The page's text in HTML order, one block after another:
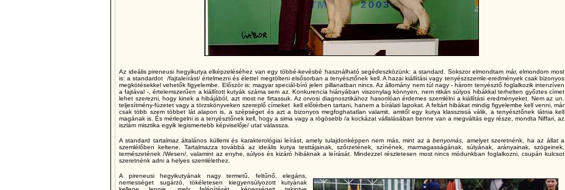
Az ideális pireneusi hegyikutya elképzeléséhez van egy többé-kevésbé használható segédeszközünk: a standard. Sokszor elmondtam már, elmondom most
is: a standardot /fajtaleírást/ értelmezni és élettel megtölteni elsősorban a tenyésztőnek kell. A hazai kiállítási vagy tenyészszemle-eredmények csak bizonyos
megkötésekkel vehetők figyelembe. Először is: magyar speciál-bíró jelen pillanatban nincs. Az állomány nem túl nagy - három tenyésztő foglalkozik intenzíven
a fajtával -, értelemszerűen a kiállított kutyák száma sem az. Konkurencia hiányában viszonylag könnyen, nem ritkán súlyos hibákkal terhelten győztes címet
lehet szerezni, hogy kinek a hibájából, azt most ne firtassuk. Az orvosi diagnosztikához hasonlóan érdemes szemlélni a kiállítási eredményeket. Nem az un.
teljesítmény-füzetet vagy a törzskönyveken szereplő címeket kell előtérben tartani, hanem a bírálati lapokat. A feltárt hibákat mindig figyelembe kell venni, már
csak több szem többet lát alapon is, a szépséget és azt a bizonyos megfoghatatlan valamit, amitől egy kutya klasszissá válik, a tenyésztőnek látnia kell
magának is. És mérlegelni is a tenyésztőnek kell, hogy a sima vagy a rögösebb /a kockázat vállalásában benne van a megváltás egy része, mondta Niffari, az
iszlám misztika egyik legismertebb képviselője/ utat válassza.
A standard tartalmaz általános küllemi és karakterológiai leírást, amely tulajdonképpen nem más, mint az abenyomás , amelyet szeretnénk, ha az állat a
szemlélőben keltene. Tartalmazza továbbá az ideális kutya testtájainak, szőrzetének, színének, marmagasságának, súlyának, arányainak, szögeinek,
természetének /Wesen/, valamint az enyhe, súlyos és kizáró hibáknak a leírását. Mindezzel részletesen most nincs módunkban foglalkozni, csupán kulcsot
szeretnénk adni a helyes szemlélethez.
A pireneusi hegyikutyának nagy termetű, feltűnő, elegáns,
nemességet sugárzó, tökéletesen kiegyensúlyozott kutyának